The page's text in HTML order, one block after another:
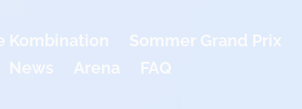
Kombination Sommer Grand Prix
News
Arena FAQ